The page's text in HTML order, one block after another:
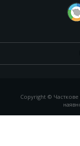
Copyright © Часткове